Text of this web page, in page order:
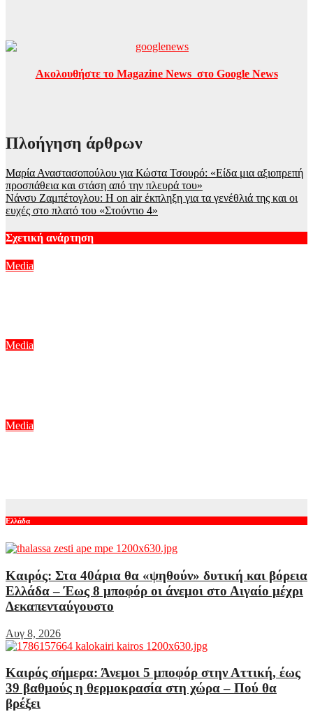
Ακολουθήστε το Magazine News στο Google News
Πλοήγηση άρθρων
Μαρία Αναστασοπούλου για Κώστα Τσουρό: «Είδα μια αξιοπρεπή
προσπάθεια και στάση από την πλευρά του»
Νάνσυ Ζαμπέτογλου: Η on air έκπληξη για τα γενέθλιά της και οι
ευχές στο πλατό του «Στούντιο 4»
Σχετική ανάρτηση
Media
Media
Media
Ελλάδα
Καιρός: Στα 40άρια θα «ψηθούν» δυτική και βόρεια
Ελλάδα – Έως 8 μποφόρ οι άνεμοι στο Αιγαίο μέχρι
Δεκαπενταύγουστο
Αυγ 8, 2026
Καιρός σήμερα: Άνεμοι 5 μποφόρ στην Αττική, έως
39 βαθμούς η θερμοκρασία στη χώρα – Πού θα
βρέξει